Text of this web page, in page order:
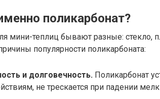
поликарбонат?
мини-теплиц бывают разные: стекло,
популярности поликарбоната:
и долговечность. Поликарбонат
не трескается при падении